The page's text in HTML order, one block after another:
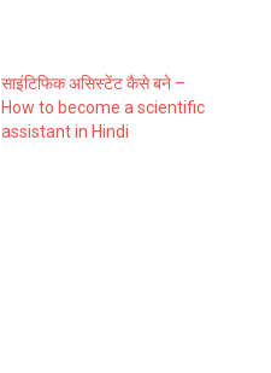
साइंटिफिक असिस्टेंट कैसे बने –
How to become a scientific
assistant in Hindi